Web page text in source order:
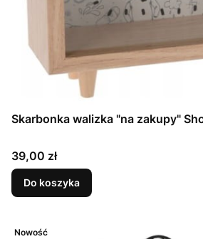
Skarbonka walizka "na zakupy"
Cena
39,00 zł
Do koszyka
Nowość